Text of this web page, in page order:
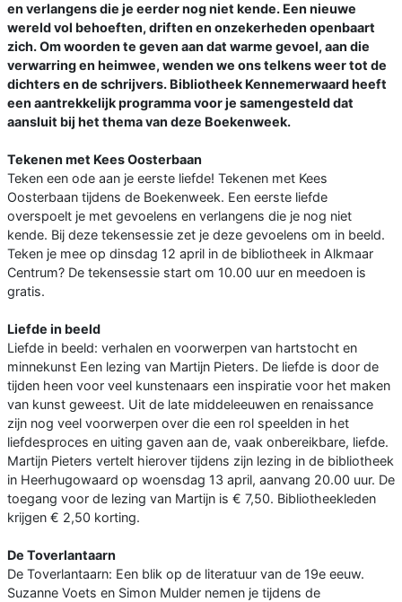
en verlangens die je eerder nog niet kende. Een nieuwe
wereld vol behoeften, driften en onzekerheden openbaart
zich. Om woorden te geven aan dat warme gevoel, aan die
verwarring en heimwee, wenden we ons telkens weer tot de
dichters en de schrijvers. Bibliotheek Kennemerwaard heeft
een aantrekkelijk programma voor je samengesteld dat
aansluit bij het thema van deze Boekenweek.
Tekenen met Kees Oosterbaan
Teken een ode aan je eerste liefde! Tekenen met Kees
Oosterbaan tijdens de Boekenweek. Een eerste liefde
overspoelt je met gevoelens en verlangens die je nog niet
kende. Bij deze tekensessie zet je deze gevoelens om in beeld.
Teken je mee op dinsdag 12 april in de bibliotheek in Alkmaar
Centrum? De tekensessie start om 10.00 uur en meedoen is
gratis.
Liefde in beeld
Liefde in beeld: verhalen en voorwerpen van hartstocht en
minnekunst Een lezing van Martijn Pieters. De liefde is door de
tijden heen voor veel kunstenaars een inspiratie voor het maken
van kunst geweest. Uit de late middeleeuwen en renaissance
zijn nog veel voorwerpen over die een rol speelden in het
liefdesproces en uiting gaven aan de, vaak onbereikbare, liefde.
Martijn Pieters vertelt hierover tijdens zijn lezing in de bibliotheek
in Heerhugowaard op woensdag 13 april, aanvang 20.00 uur. De
toegang voor de lezing van Martijn is € 7,50. Bibliotheekleden
krijgen € 2,50 korting.
De Toverlantaarn
De Toverlantaarn: Een blik op de literatuur van de 19e eeuw.
Suzanne Voets en Simon Mulder nemen je tijdens de